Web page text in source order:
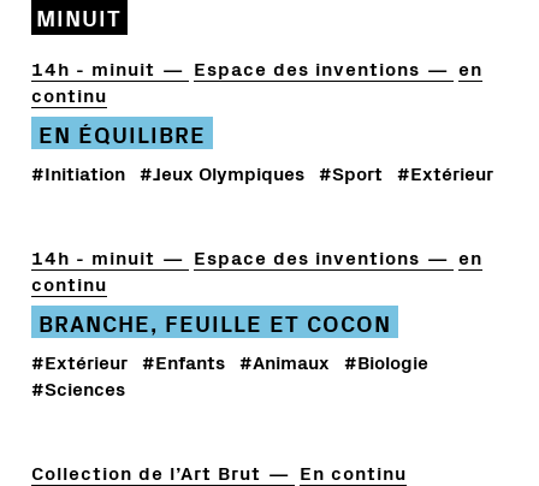
MINUIT
14h - minuit Espace des inventions
en
continu
EN ÉQUILIBRE
#Initiation #Jeux Olympiques #Sport #Extérieur
14h - minuit Espace des inventions
en
continu
BRANCHE, FEUILLE ET COCON
#Extérieur #Enfants #Animaux #Biologie
#Sciences
Collection de l’Art Brut En continu